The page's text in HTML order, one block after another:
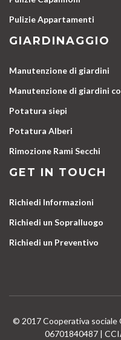
Pulizie Appartamenti
GIARDINAGGIO
Manutenzione di giardini
Manutenzione di giardini
Potatura siepi
Potatura Alberi
Rimozione Rami Secchi
GET IN TOUCH
Richiedi Informazioni
Richiedi un Sopralluogo
Richiedi un Preventivo
© 2017 Cooperativa sociale
06701840487 |